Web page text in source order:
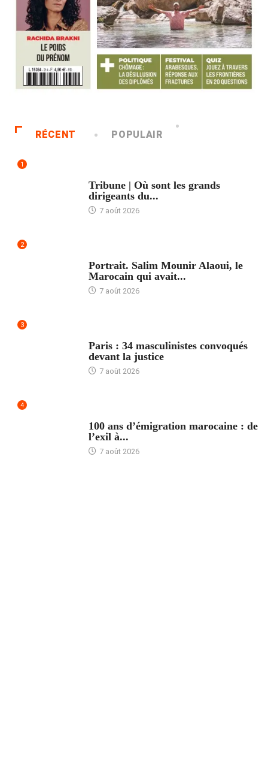
RÉCENT POPULAIR
1
Tribune | Où sont les grands
dirigeants du...
7 août 2026
2
Portrait. Salim Mounir Alaoui, le
Marocain qui avait...
7 août 2026
3
Paris : 34 masculinistes convoqués
devant la justice
7 août 2026
4
100 ans d’émigration marocaine : de
l’exil à...
7 août 2026